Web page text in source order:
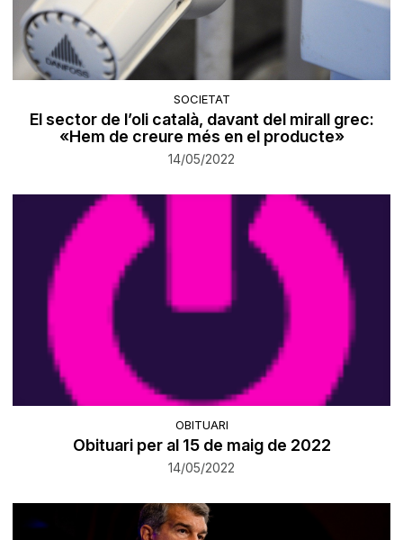
SOCIETAT
El sector de l’oli català, davant del mirall grec:
«Hem de creure més en el producte»
14/05/2022
OBITUARI
Obituari per al 15 de maig de 2022
14/05/2022